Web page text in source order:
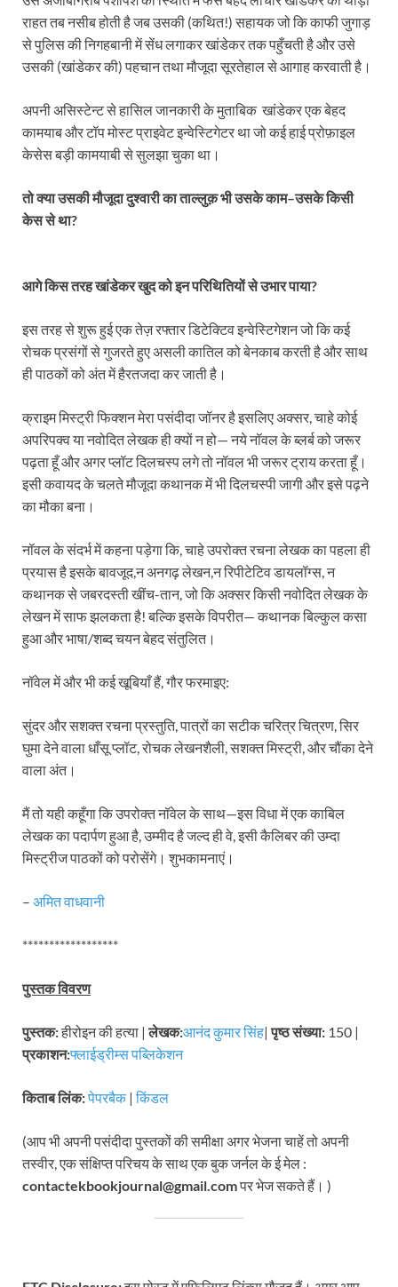
राहत तब नसीब होती है जब उसकी (कथित!) सहायक जो कि काफी जुगाड़
से पुलिस की निगहबानी में सेंध लगाकर खांडेकर तक पहुँचती है और उसे
उसकी (खांडेकर की) पहचान तथा मौजूदा सूरतेहाल से आगाह करवाती है।
अपनी असिस्टेन्ट से हासिल जानकारी के मुताबिक खांडेकर एक बेहद
कामयाब और टॉप मोस्ट प्राइवेट इन्वेस्टिगेटर था जो कई हाई प्रोफ़ाइल
केसेस बड़ी कामयाबी से सुलझा चुका था।
तो क्या उसकी मौजूदा दुश्वारी का ताल्लुक़ भी उसके काम–उसके किसी
केस से था?
आगे किस तरह खांडेकर खुद को इन परिथितियों से उभार पाया?
इस तरह से शुरू हुई एक तेज़ रफ्तार डिटेक्टिव इन्वेस्टिगेशन जो कि कई
रोचक प्रसंगों से गुजरते हुए असली कातिल को बेनकाब करती है और साथ
ही पाठकों को अंत में हैरतजदा कर जाती है।
क्राइम मिस्ट्री फिक्शन मेरा पसंदीदा जॉनर है इसलिए अक्सर, चाहे कोई
अपरिपक्व या नवोदित लेखक ही क्यों न हो— नये नॉवल के ब्लर्ब को जरूर
पढ़ता हूँ और अगर प्लॉट दिलचस्प लगे तो नॉवल भी जरूर ट्राय करता हूँ।
इसी कवायद के चलते मौजूदा कथानक में भी दिलचस्पी जागी और इसे पढ़ने
का मौका बना।
नॉवल के संदर्भ में कहना पड़ेगा कि, चाहे उपरोक्त रचना लेखक का पहला ही
प्रयास है इसके बावजूद,न अनगढ़ लेखन,न रिपीटेटिव डायलॉग्स, न
कथानक से जबरदस्ती खींच-तान, जो कि अक्सर किसी नवोदित लेखक के
लेखन में साफ झलकता है! बल्कि इसके विपरीत— कथानक बिल्कुल कसा
हुआ और भाषा/शब्द चयन बेहद संतुलित।
नॉवेल में और भी कई खूबियाँ हैं, गौर फरमाइए:
सुंदर और सशक्त रचना प्रस्तुति, पात्रों का सटीक चरित्र चित्रण, सिर
घुमा देने वाला धाँसू प्लॉट, रोचक लेखनशैली, सशक्त मिस्ट्री, और चौंका देने
वाला अंत।
मैं तो यही कहूँगा कि उपरोक्त नॉवेल के साथ—इस विधा में एक काबिल
लेखक का पदार्पण हुआ है, उम्मीद है जल्द ही वे, इसी कैलिबर की उम्दा
मिस्ट्रीज पाठकों को परोसेंगे। शुभकामनाएं।
– अमित वाधवानी
******************
पुस्तक विवरण
पुस्तक:हीरोइन की हत्या |लेखक:आनंद कुमार सिंह|पृष्ठ संख्या: 150 |
प्रकाशन:फ्लाईड्रीम्स पब्लिकेशन
किताब लिंक:पेपरबैक |किंडल
(आप भी अपनी पसंदीदा पुस्तकों की समीक्षा अगर भेजना चाहें तो अपनी
तस्वीर, एक संक्षिप्त परिचय के साथ एक बुक जर्नल के ई मेल :
contactekbookjournal@gmail.comपर भेज सकते हैं। )